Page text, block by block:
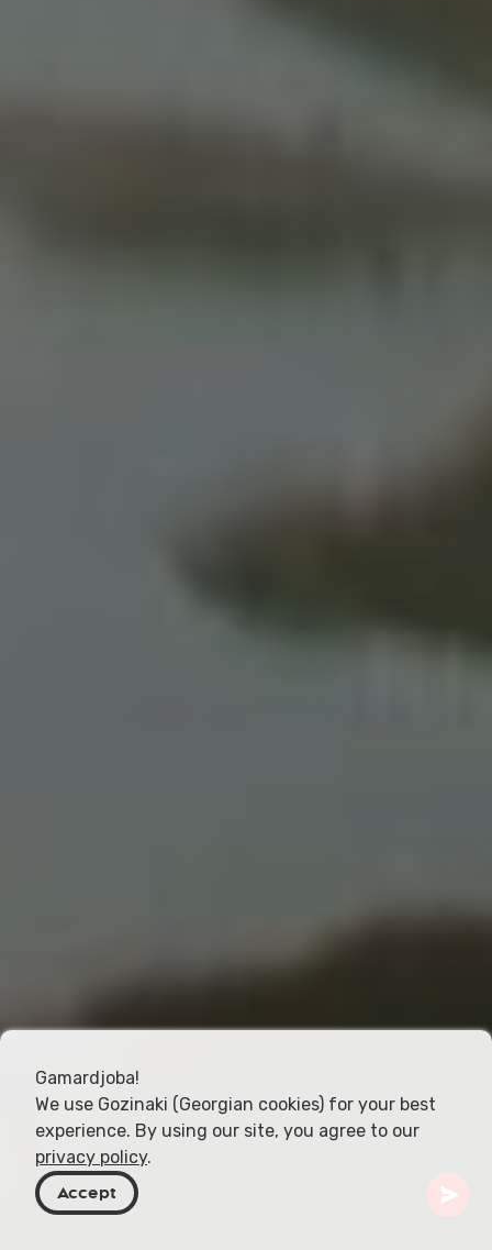
Gamardjoba!
We use Gozinaki (Georgian cookies) for your best
experience. By using our site, you agree to our
privacy policy.
Accept